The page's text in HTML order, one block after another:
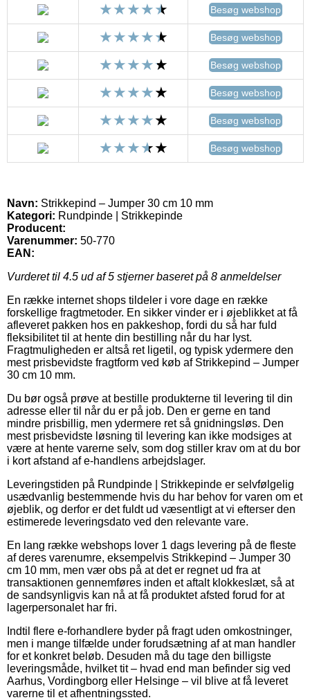
Besøg webshop
Besøg webshop
Besøg webshop
Besøg webshop
Besøg webshop
Besøg webshop
Navn: Strikkepind – Jumper 30 cm 10 mm
Kategori: Rundpinde | Strikkepinde
Producent:
Varenummer: 50-770
EAN:
Vurderet til 4.5 ud af 5 stjerner baseret på 8 anmeldelser
En række internet shops tildeler i vore dage en række
forskellige fragtmetoder. En sikker vinder er i øjeblikket at få
afleveret pakken hos en pakkeshop, fordi du så har fuld
fleksibilitet til at hente din bestilling når du har lyst.
Fragtmuligheden er altså ret ligetil, og typisk ydermere den
mest prisbevidste fragtform ved køb af Strikkepind – Jumper
30 cm 10 mm.
Du bør også prøve at bestille produkterne til levering til din
adresse eller til når du er på job. Den er gerne en tand
mindre prisbillig, men ydermere ret så gnidningsløs. Den
mest prisbevidste løsning til levering kan ikke modsiges at
være at hente varerne selv, som dog stiller krav om at du bor
i kort afstand af e-handlens arbejdslager.
Leveringstiden på Rundpinde | Strikkepinde er selvfølgelig
usædvanlig bestemmende hvis du har behov for varen om et
øjeblik, og derfor er det fuldt ud væsentligt at vi efterser den
estimerede leveringsdato ved den relevante vare.
En lang række webshops lover 1 dags levering på de fleste
af deres varenumre, eksempelvis Strikkepind – Jumper 30
cm 10 mm, men vær obs på at det er regnet ud fra at
transaktionen gennemføres inden et aftalt klokkeslæt, så at
de sandsynligvis kan nå at få produktet afsted forud for at
lagerpersonalet har fri.
Indtil flere e-forhandlere byder på fragt uden omkostninger,
men i mange tilfælde under forudsætning af at man handler
for et konkret beløb. Desuden må du tage den billigste
leveringsmåde, hvilket tit – hvad end man befinder sig ved
Aarhus, Vordingborg eller Helsinge – vil blive at få leveret
varerne til et afhentningssted.